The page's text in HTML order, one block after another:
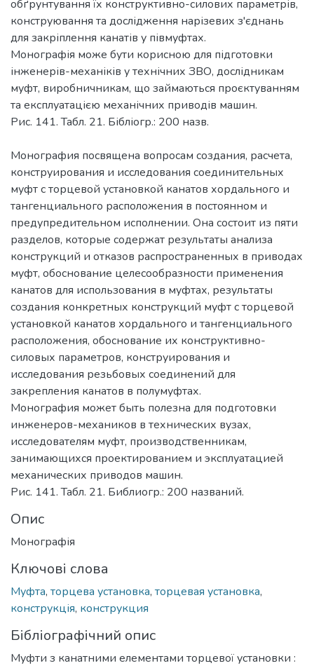
обґрунтування їх конструктивно-силових параметрів,
конструювання та дослідження нарізевих з'єднань
для закріплення канатів у півмуфтах.
Монографія може бути корисною для підготовки
інженерів-механіків у технічних ЗВО, дослідникам
муфт, виробничникам, що займаються проєктуванням
та експлуатацією механічних приводів машин.
Рис. 141. Табл. 21. Бібліогр.: 200 назв.
Монография посвящена вопросам создания, расчета,
конструирования и исследования соединительных
муфт с торцевой установкой канатов хордального и
тангенциального расположения в постоянном и
предупредительном исполнении. Она состоит из пяти
разделов, которые содержат результаты анализа
конструкций и отказов распространенных в приводах
муфт, обоснование целесообразности применения
канатов для использования в муфтах, результаты
создания конкретных конструкций муфт с торцевой
установкой канатов хордального и тангенциального
расположения, обоснование их конструктивно-
силовых параметров, конструирования и
исследования резьбовых соединений для
закрепления канатов в полумуфтах.
Монография может быть полезна для подготовки
инженеров-механиков в технических вузах,
исследователям муфт, производственникам,
занимающихся проектированием и эксплуатацией
механических приводов машин.
Рис. 141. Табл. 21. Библиогр.: 200 названий.
Опис
Монографія
Ключові слова
Муфта, торцева установка, торцевая установка,
конструкція, конструкция
Бібліографічний опис
Муфти з канатними елементами торцевої установки :